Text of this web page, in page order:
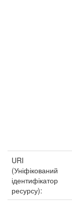
URI
(Уніфікований
ідентифікатор
ресурсу):